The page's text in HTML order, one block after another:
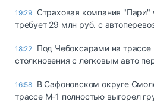
19:29 Страховая компания "Пари"
требует 29 млн руб. с
18:22 Под Чебоксарами на трассе
столкновения с легковым авто
16:58 В Сафоновском округе
трассе М-1 полностью выгорел